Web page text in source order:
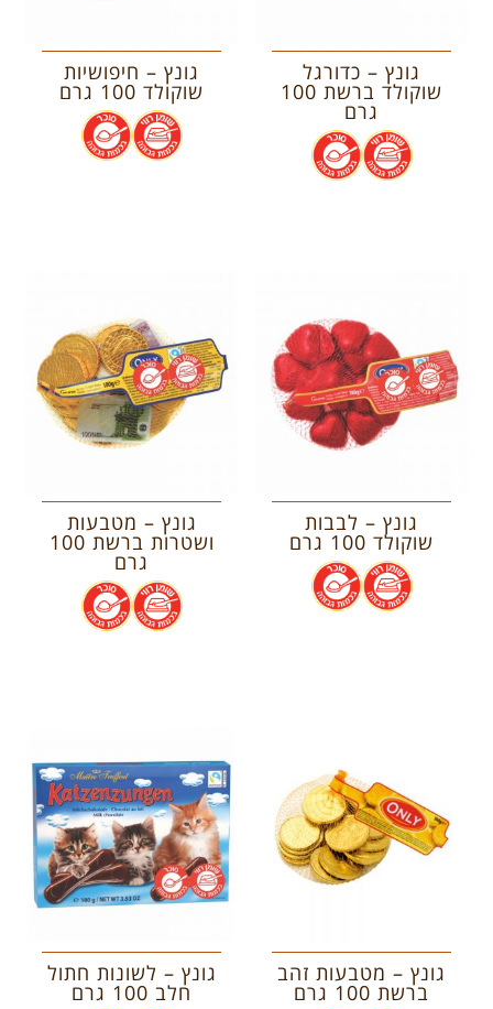
גונץ – כדורגל
שוקולד ברשת 100
גרם
.
.
גונץ – חיפושיות
שוקולד 100 גרם
.
.
גונץ – לבבות
שוקולד 100 גרם
.
.
גונץ – מטבעות
ושטרות ברשת 100
גרם
.
.
גונץ – מטבעות זהב
ברשת 100 גרם
גונץ – לשונות חתול
חלב 100 גרם